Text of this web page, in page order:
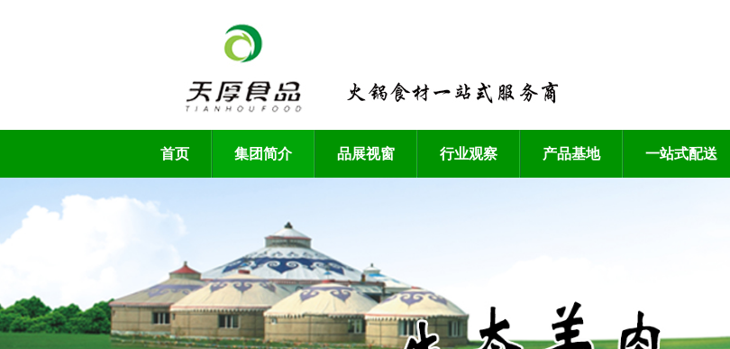
首页 集团简介 品展视窗 行业观察 产品基地 一站式配送